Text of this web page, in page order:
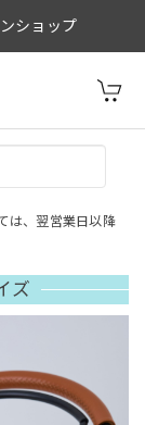
ショップ
は、翌営業日以降
ズ